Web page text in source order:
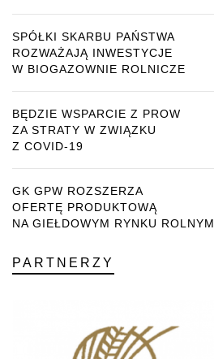
SPÓŁKI SKARBU PAŃSTWA
ROZWAŻAJĄ INWESTYCJE
W BIOGAZOWNIE ROLNICZE
BĘDZIE WSPARCIE Z PROW
ZA STRATY W ZWIĄZKU
Z COVID-19
GK GPW ROZSZERZA
OFERTĘ PRODUKTOWĄ
NA GIEŁDOWYM RYNKU ROLNYM
PARTNERZY